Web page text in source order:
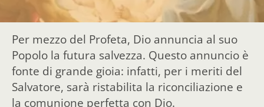
Per mezzo del Profeta, Dio annuncia al suo
Popolo la futura salvezza. Questo annuncio è
fonte di grande gioia: infatti, per i meriti del
Salvatore, sarà ristabilita la riconciliazione e
la comunione perfetta con Dio.